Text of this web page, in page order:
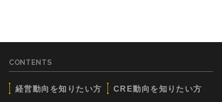
CONTENTS
経営動向を知りたい方 CRE動向を知りたい方